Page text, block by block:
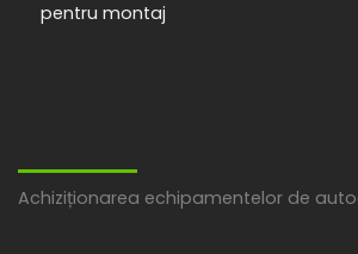
pentru montaj
Achiziționarea echipamentelor de